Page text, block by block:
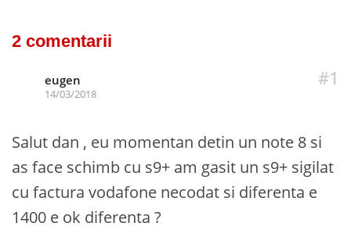
2 comentarii
#1
eugen
14/03/2018
Salut dan , eu momentan detin un note 8 si
as face schimb cu s9+ am gasit un s9+ sigilat
cu factura vodafone necodat si diferenta e
1400 e ok diferenta ?